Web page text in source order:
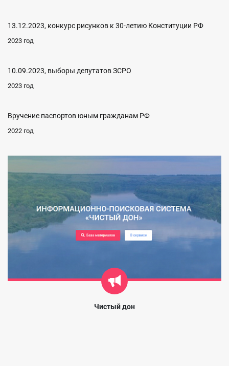
13.12.2023, конкурс рисунков к 30-летию Конституции РФ
2023 год
10.09.2023, выборы депутатов ЗСРО
2023 год
Вручение паспортов юным гражданам РФ
2022 год
Чистый дон